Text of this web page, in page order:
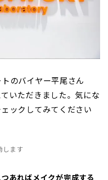
のバイヤー平尾さん
いただきました。気にな
ックしてみてください
します
あればメイクが完成する